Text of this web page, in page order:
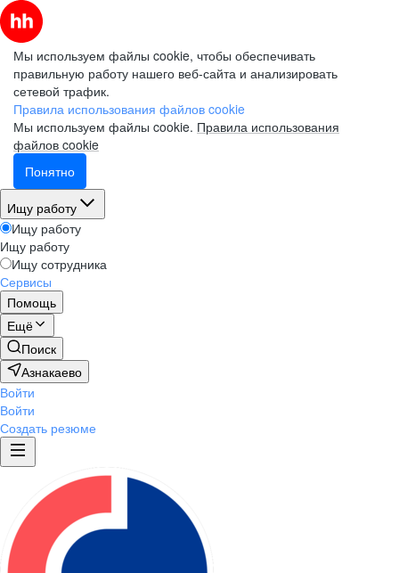
Мы используем файлы cookie, чтобы обеспечивать
правильную работу нашего веб-сайта и анализировать
сетевой трафик.
Правила использования файлов cookie
Мы используем файлы cookie. Правила использования
файлов cookie
Понятно
Ищу работу
Ищу работу
Ищу работу
Ищу сотрудника
Сервисы
Помощь
Ещё
Поиск
Азнакаево
Войти
Войти
Создать резюме